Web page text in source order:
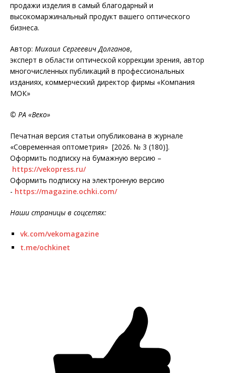
продажи изделия в самый благодарный и
высокомаржинальный продукт вашего оптического
бизнеса.
Автор: Михаил Сергеевич Долганов,
эксперт в области оптической коррекции зрения, автор
многочисленных публикаций в профессиональных
изданиях, коммерческий директор фирмы «Компания
МОК»
© РА «Веко»
Печатная версия статьи опубликована в журнале
«Современная оптометрия» [2026. № 3 (180)].
Оформить подписку на бумажную версию –
https://vekopress.ru/
Оформить подписку на электронную версию
- https://magazine.ochki.com/
Наши страницы в соцсетях:
vk.com/vekomagazine
t.me/ochkinet